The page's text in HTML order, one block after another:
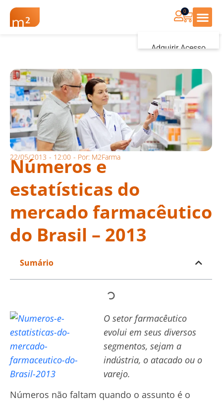
Adquirir Acesso
0
22/05/2013 - 12:00 - Por: M2Farma
Números e
estatísticas do
mercado farmacêutico
do Brasil – 2013
Sumário
O setor farmacêutico
evolui em seus diversos
segmentos, sejam a
indústria, o atacado ou o
varejo.
Números não faltam quando o assunto é o